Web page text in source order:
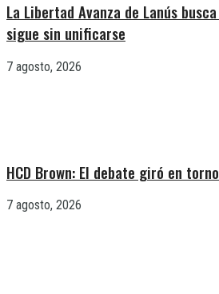
La Libertad Avanza de Lanús
sigue sin unificarse
7 agosto, 2026
HCD Brown: El debate giró en
7 agosto, 2026